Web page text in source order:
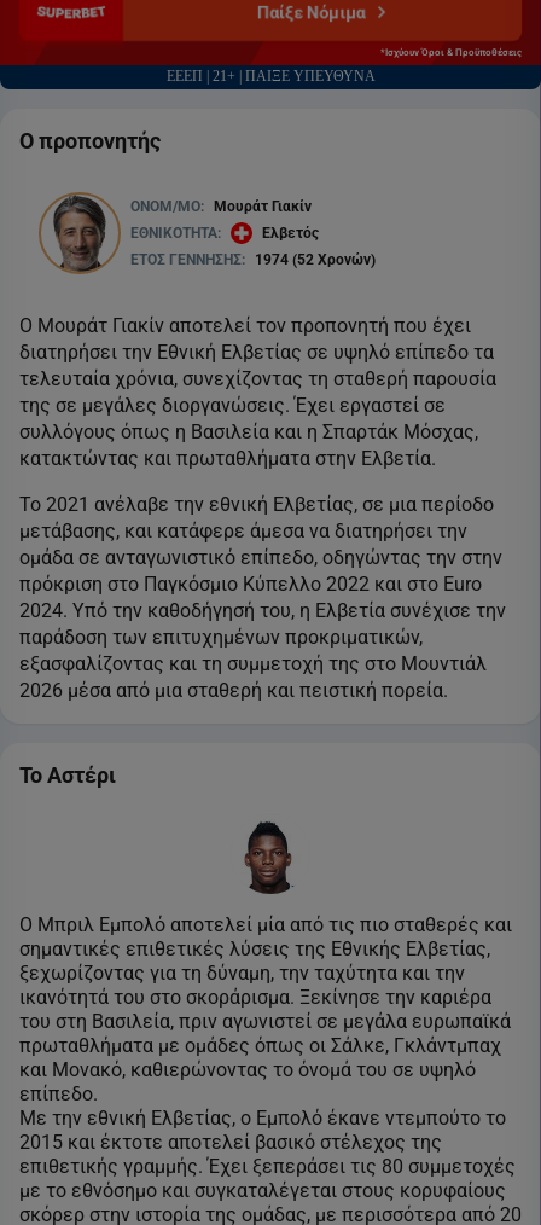
Παίξε Νόμιμα
*Ισχύουν Όροι & Προϋποθέσεις
ΕΕΕΠ | 21+ | ΠΑΙΞΕ ΥΠΕΥΘΥΝΑ
Ο προπονητής
ONOM/MO:
Μουράτ Γιακίν
ΕΘΝΙΚΟΤΗΤΑ:
Ελβετός
ΕΤΟΣ ΓΕΝΝΗΣΗΣ:
1974 (52 Χρονών)
Ο Μουράτ Γιακίν αποτελεί τον προπονητή που έχει
διατηρήσει την Εθνική Ελβετίας σε υψηλό επίπεδο τα
τελευταία χρόνια, συνεχίζοντας τη σταθερή παρουσία
της σε μεγάλες διοργανώσεις. Έχει εργαστεί σε
συλλόγους όπως η Βασιλεία και η Σπαρτάκ Μόσχας,
κατακτώντας και πρωταθλήματα στην Ελβετία.
Το 2021 ανέλαβε την εθνική Ελβετίας, σε μια περίοδο
μετάβασης, και κατάφερε άμεσα να διατηρήσει την
ομάδα σε ανταγωνιστικό επίπεδο, οδηγώντας την στην
πρόκριση στο Παγκόσμιο Κύπελλο 2022 και στο Euro
2024. Υπό την καθοδήγησή του, η Ελβετία συνέχισε την
παράδοση των επιτυχημένων προκριματικών,
εξασφαλίζοντας και τη συμμετοχή της στο Μουντιάλ
2026 μέσα από μια σταθερή και πειστική πορεία.
To Αστέρι
O Μπριλ Εμπολό αποτελεί μία από τις πιο σταθερές και
σημαντικές επιθετικές λύσεις της Εθνικής Ελβετίας,
ξεχωρίζοντας για τη δύναμη, την ταχύτητα και την
ικανότητά του στο σκοράρισμα. Ξεκίνησε την καριέρα
του στη Βασιλεία, πριν αγωνιστεί σε μεγάλα ευρωπαϊκά
πρωταθλήματα με ομάδες όπως οι Σάλκε, Γκλάντμπαχ
και Μονακό, καθιερώνοντας το όνομά του σε υψηλό
επίπεδο.
Με την εθνική Ελβετίας, ο Εμπολό έκανε ντεμπούτο το
2015 και έκτοτε αποτελεί βασικό στέλεχος της
επιθετικής γραμμής. Έχει ξεπεράσει τις 80 συμμετοχές
με το εθνόσημο και συγκαταλέγεται στους κορυφαίους
σκόρερ στην ιστορία της ομάδας, με περισσότερα από 20